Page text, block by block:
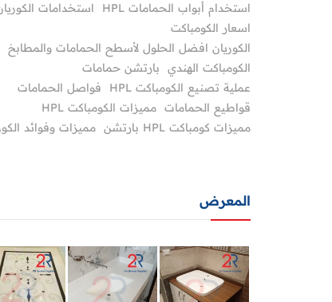
استخدام أبواب الحمامات HPL
استخدامات
اسعار الكومباكت
الكوريان افضل الحلول لأسطح الحمامات والمطابخ
الكومباكت الهندي
بارتشن حمامات
عملية تصنيع الكومباكت HPL
فواصل الحمامات
قواطيع الحمامات مميزات الكومباكت HPL
مميزات كومباكت HPL بارتشن
مميزات وفوائد
المعرض